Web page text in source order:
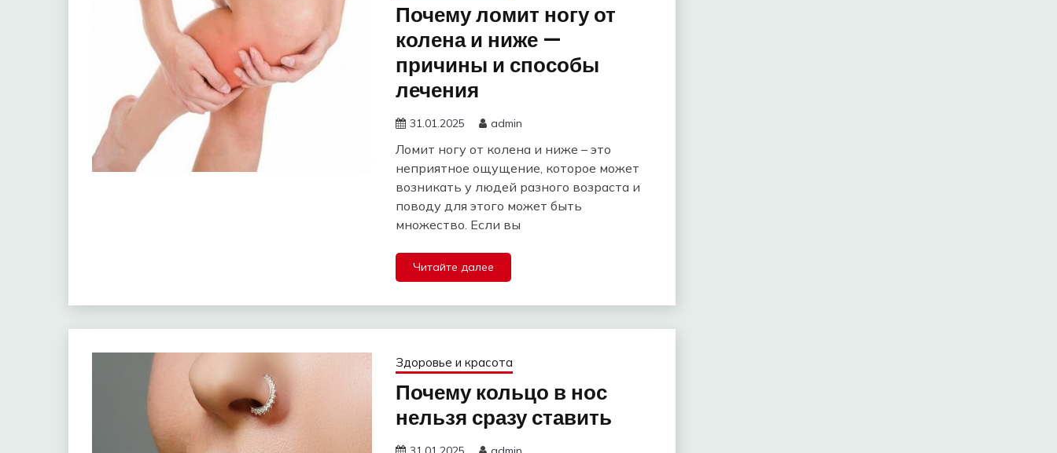
Почему ломит ногу от
колена и ниже —
причины и способы
лечения
31.01.2025 admin
Ломит ногу от колена и ниже – это
неприятное ощущение, которое может
возникать у людей разного возраста и
поводу для этого может быть
множество. Если вы
Читайте далее
Здоровье и красота
Почему кольцо в нос
нельзя сразу ставить